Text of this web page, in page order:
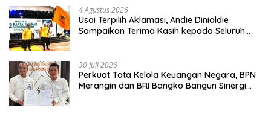
4 Agustus 2026
Usai Terpilih Aklamasi, Andie Dinialdie
Sampaikan Terima Kasih kepada Seluruh
30 Juli 2026
Perkuat Tata Kelola Keuangan Negara, BPN
Merangin dan BRI Bangko Bangun Sinergi